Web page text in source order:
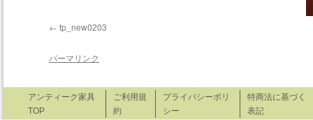
tp_new0203
パーマリンク
アンティーク家具
TOP
ご利用規
約
プライバシーポリ
シー
特商法に基づく
表記